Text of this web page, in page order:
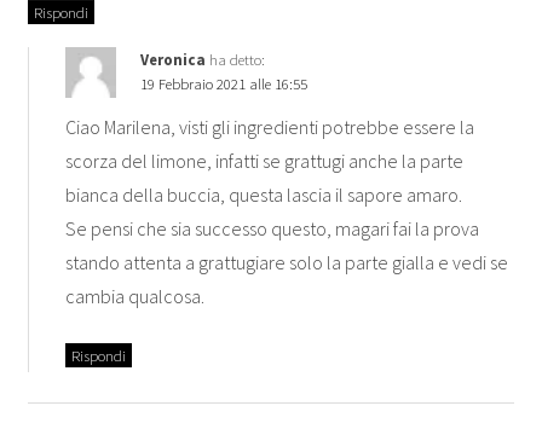
Rispondi
Veronica ha detto:
19 Febbraio 2021 alle 16:55
Ciao Marilena, visti gli ingredienti potrebbe essere la
scorza del limone, infatti se grattugi anche la parte
bianca della buccia, questa lascia il sapore amaro.
Se pensi che sia successo questo, magari fai la prova
stando attenta a grattugiare solo la parte gialla e vedi se
cambia qualcosa.
Rispondi